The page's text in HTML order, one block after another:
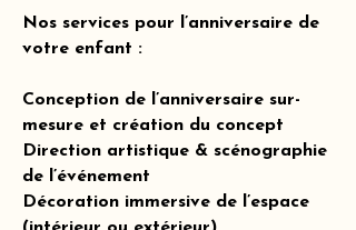
Nos services pour l’anniversaire de
votre enfant :
Conception de l’anniversaire sur-
mesure et création du concept
Direction artistique & scénographie
de l’événement
Décoration immersive de l’espace